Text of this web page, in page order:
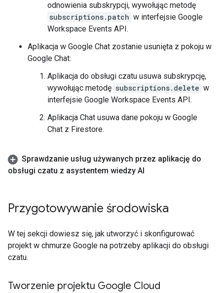
odnowienia subskrypcji, wywołując metodę
subscriptions.patch w interfejsie Google
Workspace Events API.
Aplikacja w Google Chat zostanie usunięta z pokoju w
Google Chat:
Aplikacja do obsługi czatu usuwa subskrypcję,
wywołując metodę subscriptions.delete w
interfejsie Google Workspace Events API.
Aplikacja Chat usuwa dane pokoju w Google
Chat z Firestore.
Sprawdzanie usług używanych przez aplikację do
obsługi czatu z asystentem wiedzy AI
Przygotowywanie środowiska
W tej sekcji dowiesz się, jak utworzyć i skonfigurować
projekt w chmurze Google na potrzeby aplikacji do obsługi
czatu.
Tworzenie projektu Google Cloud